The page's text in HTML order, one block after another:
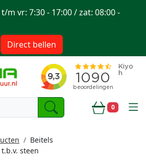
0
m vr: 7:30 - 17:00 / zat: 08:00 -
Direct bellen
Beitels
steen